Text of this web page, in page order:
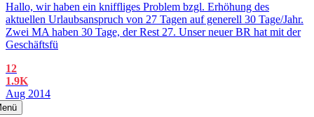
Hallo, wir haben ein kniffliges Problem bzgl. Erhöhung des
aktuellen Urlaubsanspruch von 27 Tagen auf generell 30 Tage/Jahr.
Zwei MA haben 30 Tage, der Rest 27. Unser neuer BR hat mit der
Geschäftsfü
12
1.9K
Aug 2014